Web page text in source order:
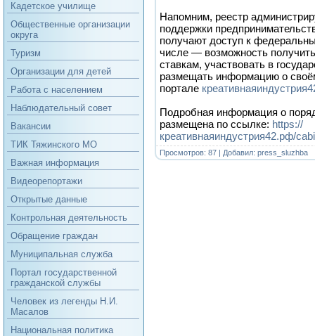
Кадетское училище
Общественные организации
округа
Туризм
Организации для детей
Работа с населением
Наблюдательный совет
Вакансии
ТИК Тяжинского МО
Важная информация
Видеорепортажи
Открытые данные
Контрольная деятельность
Обращение граждан
Муниципальная служба
Портал государственной
гражданской службы
Человек из легенды Н.И.
Масалов
Национальная политика
Напомним, реестр
поддержки
получают доступ к
числе — возможность
ставкам, участвовать в
размещать информацию о
портале
Подробная информация о
размещена по ссылке: https://
креативнаяиндустрия42.рф/
Просмотров: 87 | Добавил: press_sluzhba